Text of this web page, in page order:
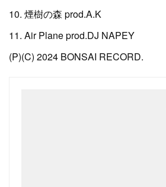
10. 煙樹の森 prod.A.K
11. Air Plane prod.DJ NAPEY
(P)(C) 2024 BONSAI RECORD.